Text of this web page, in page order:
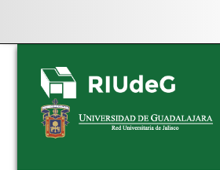
Skip
navigation